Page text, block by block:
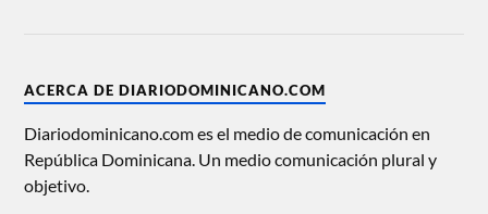
ACERCA DE DIARIODOMINICANO.COM
Diariodominicano.com es el medio de comunicación en
República Dominicana. Un medio comunicación plural y
objetivo.